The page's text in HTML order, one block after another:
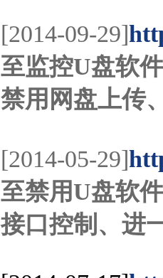
[2014-09-29]
至监控U盘软
禁用网盘上传
[2014-05-29]
至禁用U盘软
接口控制、进